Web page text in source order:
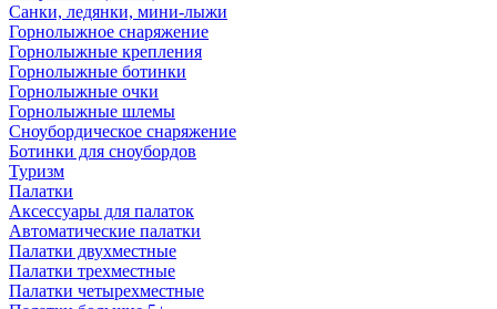
Санки, ледянки, мини-лыжи
Горнолыжное снаряжение
Горнолыжные крепления
Горнолыжные ботинки
Горнолыжные очки
Горнолыжные шлемы
Сноубордическое снаряжение
Ботинки для сноубордов
Туризм
Палатки
Аксессуары для палаток
Автоматические палатки
Палатки двухместные
Палатки трехместные
Палатки четырехместные